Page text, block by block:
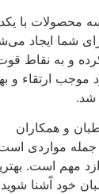
با
شما ایجاد
کرده و به نقاط
موجب ارتقاء و
شد.
و همکاران
جمله مواردی
مهم است.
خود آَشنا